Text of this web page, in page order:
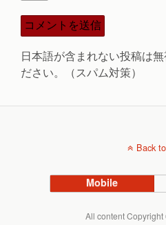
日本語が含まれない投稿は
ださい。（スパム対策）
Back
Mobile
All content